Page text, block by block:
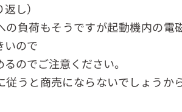
し）
の負荷もそうですが起動機内の電
いので
のでご注意ください。
従うと商売にならないでしょうか